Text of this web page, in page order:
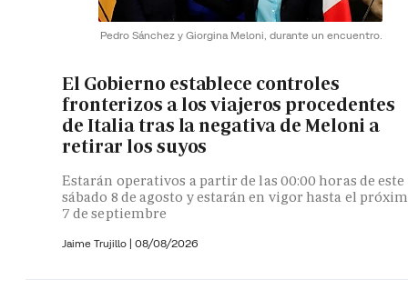
Pedro Sánchez y Giorgina Meloni, durante un encuentro.
El Gobierno establece controles
fronterizos a los viajeros procedentes
de Italia tras la negativa de Meloni a
retirar los suyos
Estarán operativos a partir de las 00:00 horas de este
sábado 8 de agosto y estarán en vigor hasta el
7 de septiembre
Jaime Trujillo | 08/08/2026